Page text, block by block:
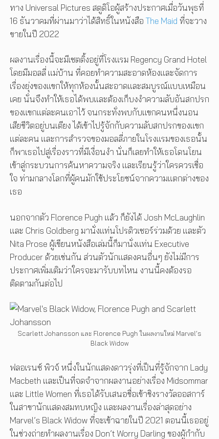
ทาง Universal Pictures สตูดิโอผู้สร้างประกาศเมื่อวันพุธที่
16 ธันวาคมที่ผ่านมาว่าได้สิทธิ์ในหนังสือ The Maid ที่จะวาง
ขายในปี 2022
ผลงานเรื่องนี้จะมีเซตติ้งอยู่ที่โรงแรม Regency Grand Hotel
โดยมีมอลลี่ แม่บ้าน ที่คอยทำความสะอาดห้องและจัดการ
เรื่องยุ่งของแขกให้ทุกห้องนั้นสะอาดและสมบูรณ์แบบเหมือน
เคย นั่นจึงทำให้เธอได้พบและต้องเก็บงงำความลับอันสกปรก
ของแขกแต่ละคนเอาไว้ จนกระทั่งพบกับแขกคนหนึ่งนอน
เสียชีวิตอยู่บนเตียง ได้เข้าไปรู้จักกับความลับสกปรกของแขก
แต่ละคน และการสำรวจของมอลลี่ภายในโรงแรมของเธอนั้น
ก็พาเธอไปสู่เรื่องราวที่มีเงื่อนงำ นั่นก็เลยทำให้เธอโดนโยน
เข้าสู่กระบวนการค้นหาความจริง และเรียนรู้ว่าใครควรเชื่อ
ใจ ท่ามกลางโลกที่ผู้คนมักใช้ประโยชน์จากความแตกต่างของ
เธอ
นอกจากตัว Florence Pugh แล้ว ก็ยังได้ Josh McLaughlin
และ Chris Goldberg มานั่งแท่นโปรดิวเซอร์ร่วมด้วย และตัว
Nita Prose ผู้เขียนหนังสือเล่มนี้ก็มานั่งแท่น Executive
Producer ด้วยเช่นกัน ส่วนตัวนักแสดงคนอื่นๆ ยังไม่มีการ
ประกาศเพิ่มเติมว่าใครจะมารับบทไหน งานนี้คงต้องรอ
ติดตามกันต่อไป
Scarlett Johansson และ Florence Pugh ในผลงานใหม่ Marvel’s
Black Widow
ฟลอเรนซ์ พิวจ์ หนึ่งในนักแสดงดาวรุ่งที่เป็นที่รู้จักจาก Lady
Macbeth และเป็นที่จดจำจากผลงานอย่างเรื่อง Midsommar
และ Little Women ที่เธอได้รับเสนอชื่อเข้าชิงรางวัลออสการ์
ในสาขานักแสดงสมทบหญิง และผลงานเรื่องล่าสุดอย่าง
Marvel’s Black Widow ที่จะเข้าฉายในปี 2021 ตอนนี้เธออยู่
ในช่วงถ่ายทำผลงานเรื่อง Don’t Worry Darling ของผู้กำกับ